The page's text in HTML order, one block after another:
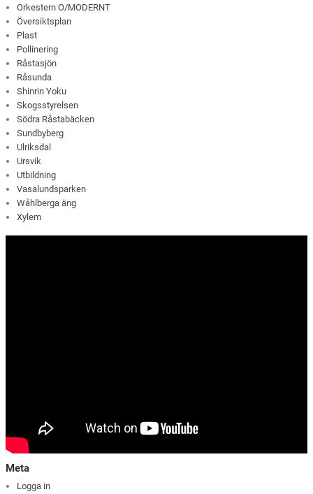
Orkestern O/MODERNT
Översiktsplan
Plast
Pollinering
Råstasjön
Råsunda
Shinrin Yoku
Skogsstyrelsen
Södra Råstabäcken
Sundbyberg
Ulriksdal
Ursvik
Utbildning
Vasalundsparken
Wåhlberga äng
Xylem
Meta
Logga in